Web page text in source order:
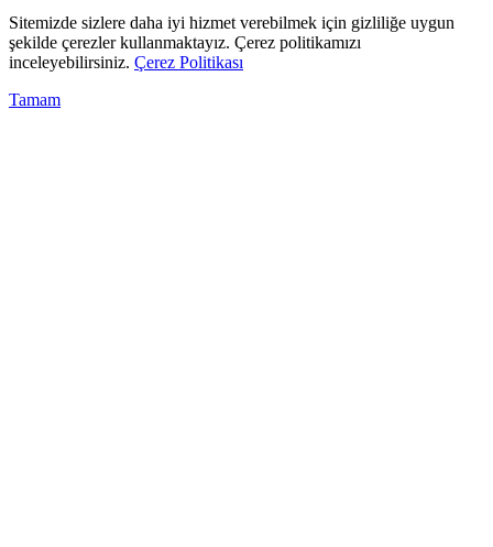
Sitemizde sizlere daha iyi hizmet verebilmek için gizliliğe uygun
şekilde çerezler kullanmaktayız. Çerez politikamızı
inceleyebilirsiniz. Çerez Politikası
Tamam